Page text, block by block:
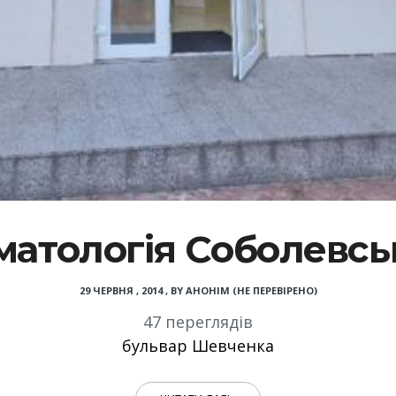
29 ЧЕРВНЯ , 2014, BY АНОНІМ (НЕ ПЕРЕВІРЕНО)
47 переглядів
бульвар Шевченка